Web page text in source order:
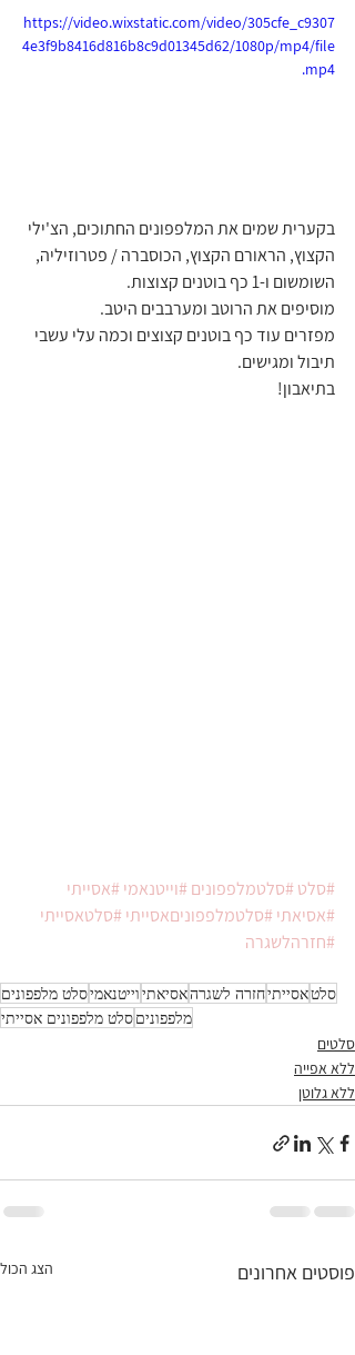
https://video.wixstatic.com/video/305cfe_c9307
4e3f9b8416d816b8c9d01345d62/1080p/mp4/file
.mp4
בקערית שמים את המלפפונים החתוכים, הצ'ילי
הקצוץ, הראורם הקצוץ, הכוסברה / פטרוזיליה,
השומשום ו-1 כף בוטנים קצוצות.
מוסיפים את הרוטב ומערבבים היטב.
מפזרים עוד כף בוטנים קצוצים וכמה עלי עשבי
תיבול ומגישים.
בתיאבון!
#סלט#סלטמלפפונים#וייטנאמי#אסייתי
#אסיאתי#סלטמלפפוניםאסייתי#סלטאסייתי
#חזרהלשגרה
סלטאסייתיחזרה לשגרהאסיאתיוייטנאמיסלט מלפפונים
מלפפוניםסלט מלפפונים אסייתי
סלטים
ללא אפייה
ללא גלוטן
פוסטים אחרונים הצג הכול